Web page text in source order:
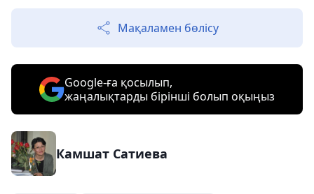
Мақаламен бөлісу
Google-ға қосылып,
жаңалықтарды бірінші болып оқыңыз
Камшат Сатиева